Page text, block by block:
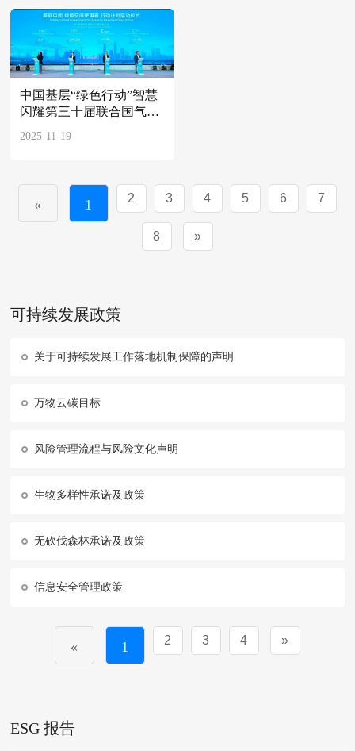
中国基层“绿色行动”智慧
闪耀第三十届联合国气候
变化大会
2025-11-19
« 1 2 3 4 5 6 7
8 »
可持续发展政策
关于可持续发展工作落地机制保障的声明
万物云碳目标
风险管理流程与风险文化声明
生物多样性承诺及政策
无砍伐森林承诺及政策
信息安全管理政策
« 1 2 3 4 »
ESG 报告